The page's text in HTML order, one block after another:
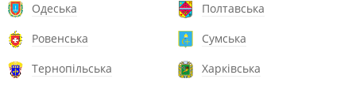
Одеська
Полтавська
Ровенська
Сумська
Тернопільська
Харківська